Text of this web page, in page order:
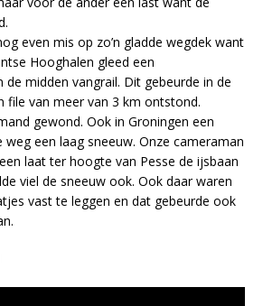
even mis op zo’n gladde wegdek want
Hooghalen gleed een
midden vangrail. Dit gebeurde in de
file van meer van 3 km ontstond.
gewond. Ook in Groningen een
een laag sneeuw. Onze cameraman
laat ter hoogte van Pesse de ijsbaan
viel de sneeuw ook. Ook daar waren
vast te leggen en dat gebeurde ook